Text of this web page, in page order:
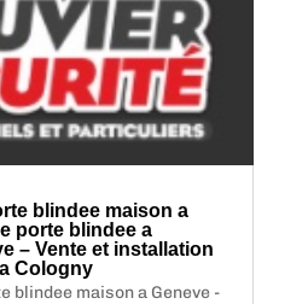
blindee maison a
porte blindee a
– Vente et installation
Cologny
blindee maison a Geneve -